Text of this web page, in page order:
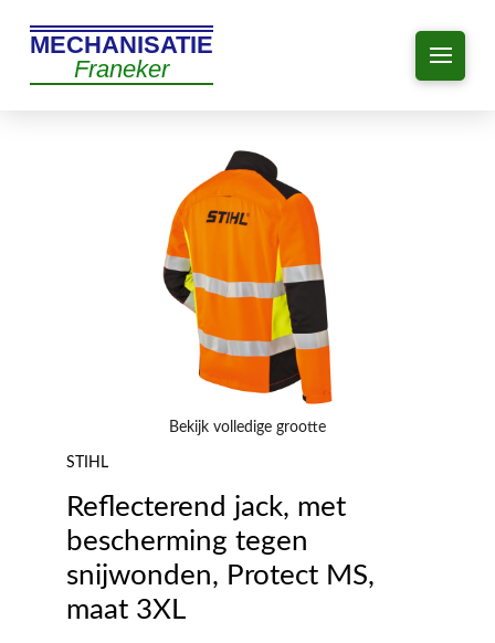
MECHANISATIE
Franeker
Bekijk volledige grootte
STIHL
Reflecterend jack, met
bescherming tegen
snijwonden, Protect MS,
maat 3XL